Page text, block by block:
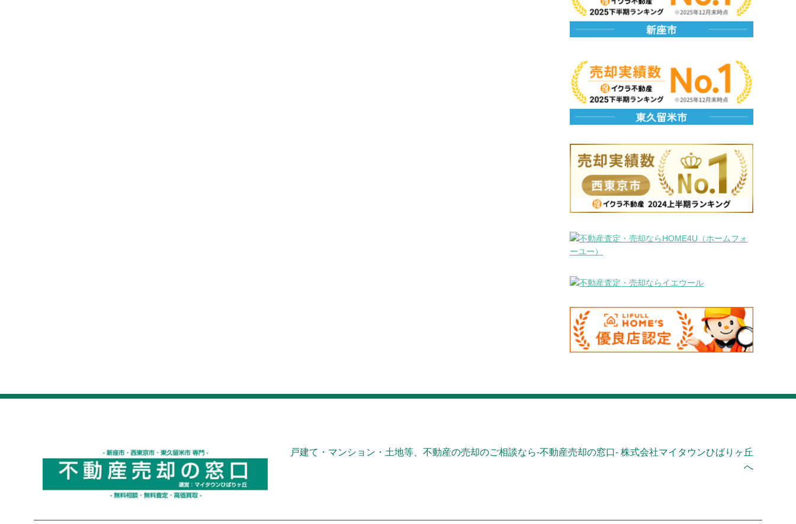
戸建て・マンション・土地等、不動産の売却のご相談なら-不動産売却の窓口- 株式会社マイタウンひばりヶ丘
へ